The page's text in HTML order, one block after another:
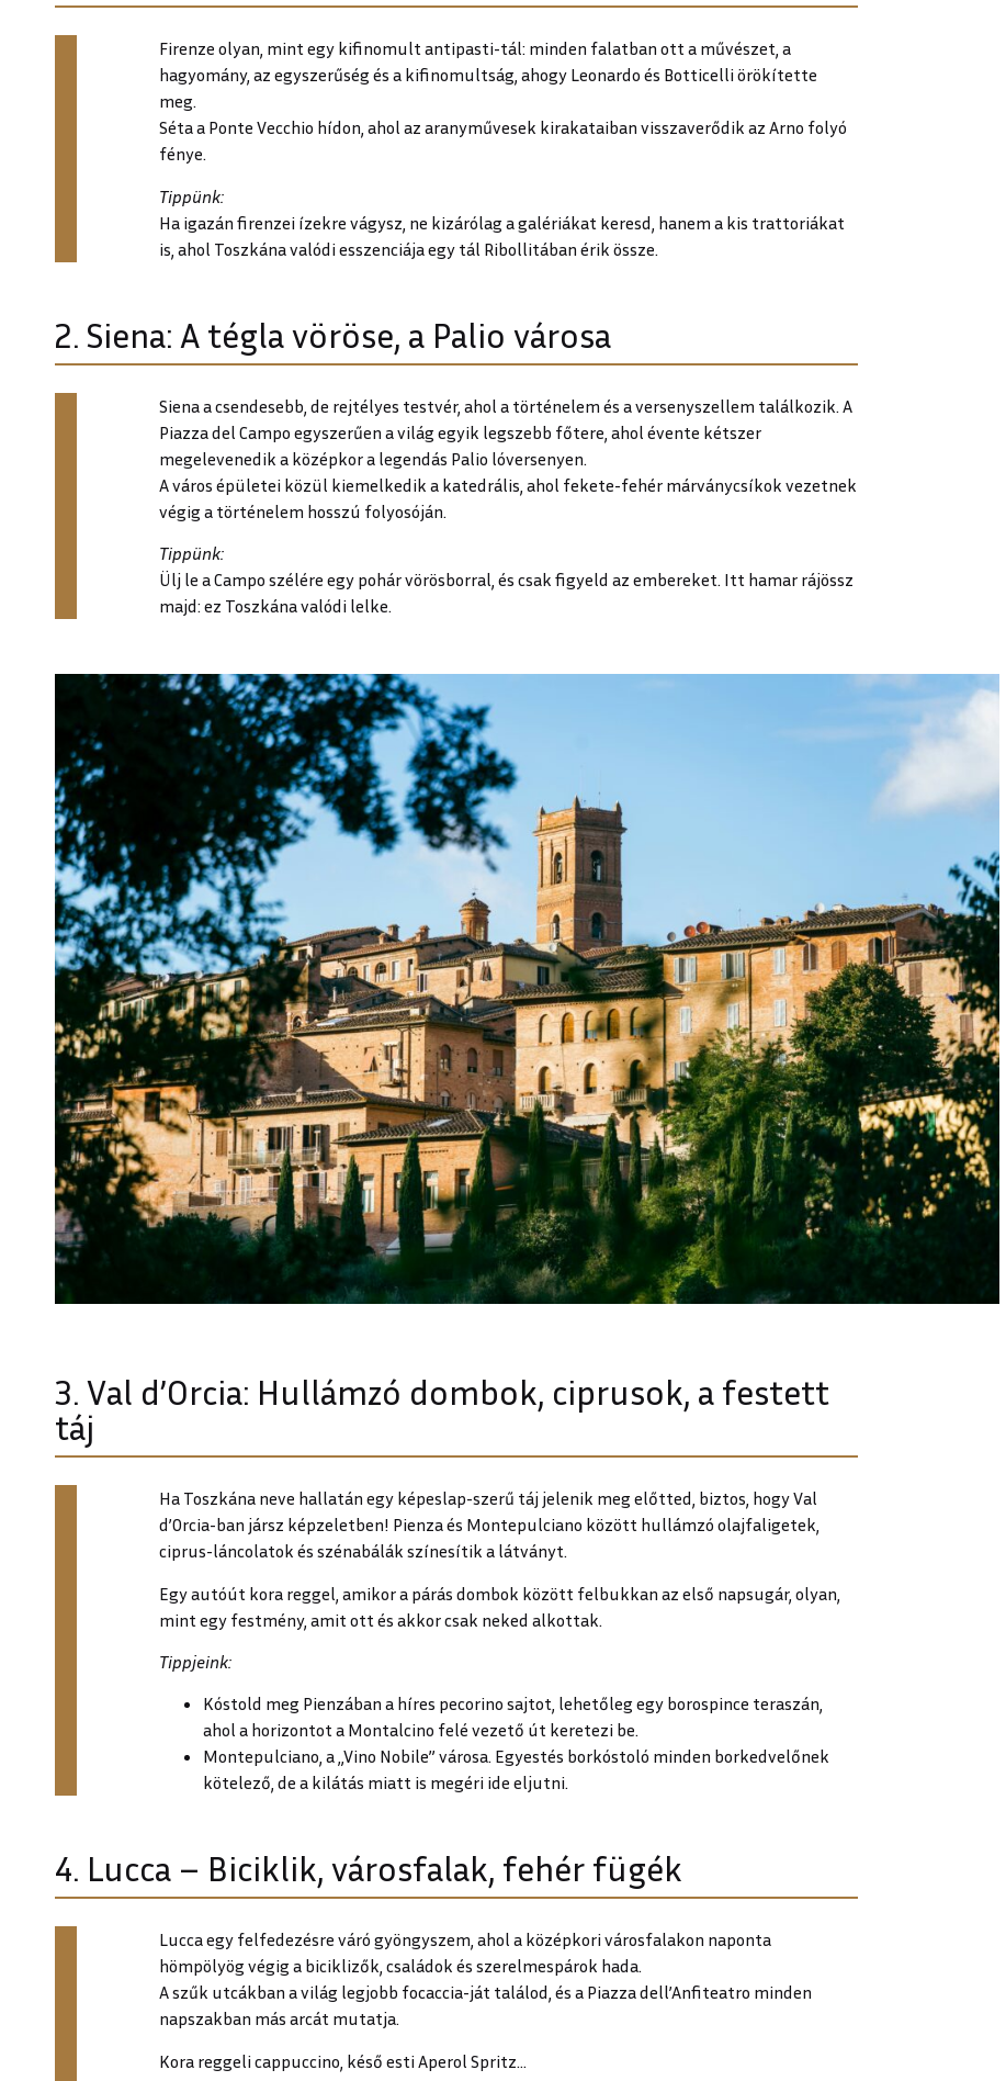
Firenze olyan, mint egy kifinomult antipasti-tál: minden falatban ott a művészet, a
hagyomány, az egyszerűség és a kifinomultság, ahogy Leonardo és Botticelli örökítette
meg.
Séta a Ponte Vecchio hídon, ahol az aranyművesek kirakataiban visszaverődik az Arno folyó
fénye.
Tippünk:
Ha igazán firenzei ízekre vágysz, ne kizárólag a galériákat keresd, hanem a kis trattoriákat
is, ahol Toszkána valódi esszenciája egy tál Ribollitában érik össze.
2. Siena: A tégla vöröse, a Palio városa
Siena a csendesebb, de rejtélyes testvér, ahol a történelem és a versenyszellem találkozik. A
Piazza del Campo egyszerűen a világ egyik legszebb főtere, ahol évente kétszer
megelevenedik a középkor a legendás Palio lóversenyen.
A város épületei közül kiemelkedik a katedrális, ahol fekete-fehér márványcsíkok vezetnek
végig a történelem hosszú folyosóján.
Tippünk:
Ülj le a Campo szélére egy pohár vörösborral, és csak figyeld az embereket. Itt hamar rájössz
majd: ez Toszkána valódi lelke.
3. Val d’Orcia: Hullámzó dombok, ciprusok, a festett
táj
Ha Toszkána neve hallatán egy képeslap-szerű táj jelenik meg előtted, biztos, hogy Val
d’Orcia-ban jársz képzeletben! Pienza és Montepulciano között hullámzó olajfaligetek,
ciprus-láncolatok és szénabálák színesítik a látványt.
Egy autóút kora reggel, amikor a párás dombok között felbukkan az első napsugár, olyan,
mint egy festmény, amit ott és akkor csak neked alkottak.
Tippjeink:
Kóstold meg Pienzában a híres pecorino sajtot, lehetőleg egy borospince teraszán,
ahol a horizontot a Montalcino felé vezető út keretezi be.
Montepulciano, a „Vino Nobile” városa. Egyestés borkóstoló minden borkedvelőnek
kötelező, de a kilátás miatt is megéri ide eljutni.
4. Lucca – Biciklik, városfalak, fehér fügék
Lucca egy felfedezésre váró gyöngyszem, ahol a középkori városfalakon naponta
hömpölyög végig a biciklizők, családok és szerelmespárok hada.
A szűk utcákban a világ legjobb focaccia-ját találod, és a Piazza dell’Anfiteatro minden
napszakban más arcát mutatja.
Kora reggeli cappuccino, késő esti Aperol Spritz…